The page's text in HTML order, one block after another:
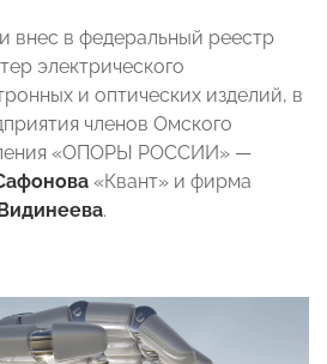
внес в федеральный реестр
электрического
и оптических изделий, в
членов Омского
«ОПОРЫ РОССИИ» —
«Квант» и фирма
.